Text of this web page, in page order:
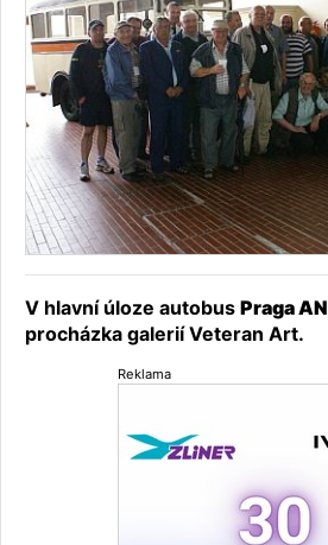
V hlavní úloze autobus Praga AN
procházka galerií Veteran Art.
Reklama